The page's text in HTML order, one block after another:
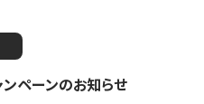
ペーンのお知らせ